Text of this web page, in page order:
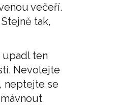
večeří.
tak,
upadl ten
Nevolejte
neptejte se